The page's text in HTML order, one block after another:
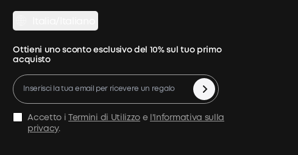
Ottieni uno sconto esclusivo del 10% sul tuo primo
acquisto
Accetto i Termini di Utilizzo e
l'Informativa sulla
privacy.